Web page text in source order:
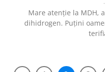
Mare atenție la MDH,
dihidrogen. Puțini